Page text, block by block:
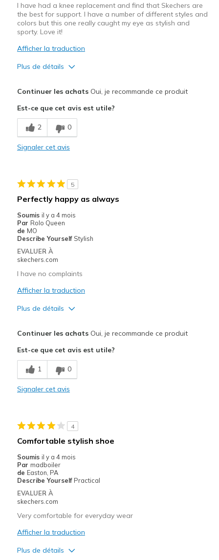
I have had a knee replacement and find that Skechers are
the best for support. I have a number of different styles and
colors but this one really caught my eye as stylish and
sporty. Love it!
Afficher la traduction
Plus de détails
Breathe Well
Comfortable
Les meilleures utilisations
Travel
Width
Sizing
View On Shoes
Shoes are for Wearing
Continuer les achatsOui, je recommande ce produit
Est-ce que cet avis est utile?
2 0
Signaler cet avis
5
Perfectly happy as always
Soumis il y a 4 mois
Par Rolo Queen
de MO
Describe Yourself Stylish
EVALUER À
skechers.com
I have no complaints
Afficher la traduction
Plus de détails
Breathe Well
Comfortable
Les meilleures utilisations
Going Out
Sizing
Feels true to size
View On Shoes
Shoes are for Wearing
Continuer les achatsOui, je recommande ce produit
Est-ce que cet avis est utile?
1 0
Signaler cet avis
4
Comfortable stylish shoe
Soumis il y a 4 mois
Par madboiler
de Easton, PA
Describe Yourself Practical
EVALUER À
skechers.com
Very comfortable for everyday wear
Afficher la traduction
Plus de détails